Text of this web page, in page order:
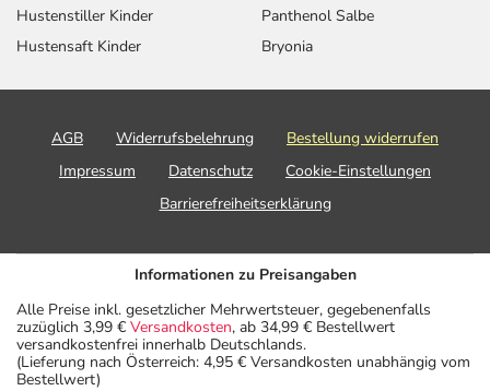
Hustenstiller Kinder
Hustensaft Kinder
Panthenol Salbe
Bryonia
AGB Widerrufsbelehrung
Bestellung widerrufen
Impressum
Datenschutz
Cookie-Einstellungen
Barrierefreiheitserklärung
Informationen zu Preisangaben
Alle Preise inkl. gesetzlicher Mehrwertsteuer, gegebenenfalls
zuzüglich 3,99 € Versandkosten, ab 34,99 € Bestellwert
versandkostenfrei innerhalb Deutschlands.
(Lieferung nach Österreich: 4,95 € Versandkosten unabhängig vom
Bestellwert)